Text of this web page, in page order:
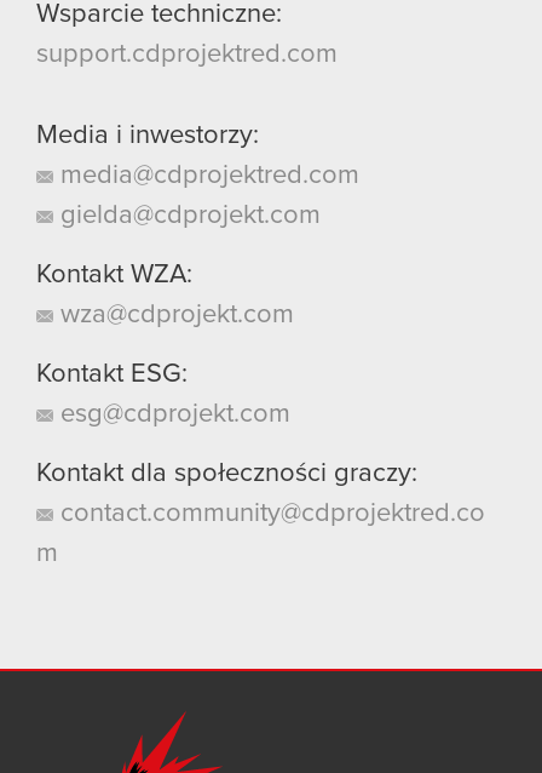
Wsparcie techniczne:
support.cdprojektred.com
Media i inwestorzy:
media@cdprojektred.com
gielda@cdprojekt.com
Kontakt WZA:
wza@cdprojekt.com
Kontakt ESG:
esg@cdprojekt.com
Kontakt dla społeczności graczy:
contact.community@cdprojektred.co
m